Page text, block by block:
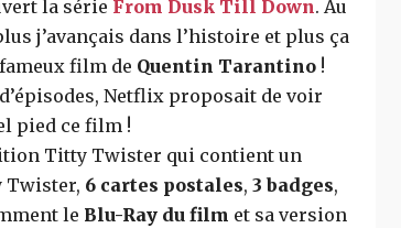
la série From Dusk Till Down. Au
j’avançais dans l’histoire et plus ça
fameux film de Quentin Tarantino !
Netflix proposait de voir
pied ce film !
Titty Twister qui contient un
Twister, 6 cartes postales, 3 badges,
le Blu-Ray du film et sa version